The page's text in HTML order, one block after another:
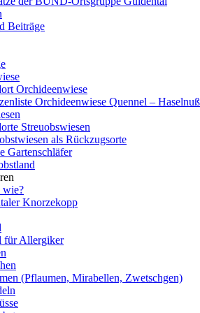
Beiträge
Orchideenwiese
Orchideenwiese Quennel –
Streuobswiesen
als Rückzugsorte
Gartenschläfer
wie?
Knorzekopp
für Allergiker
(Pflaumen, Mirabellen, Zwetschgen)